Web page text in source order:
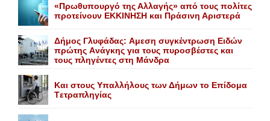
«Πρωθυπουργό της Αλλαγής» από τους πολίτες
προτείνουν EKKINHΣΗ και Πράσινη Αριστερά
Δήμος Γλυφάδας: Aμεση συγκέντρωση Eιδών
πρώτης Aνάγκης για τους πυροσβέστες και
τους πληγέντες στη Mάνδρα
Kαι στους Yπαλλήλους των Δήμων το Eπίδομα
Tετραπληγίας